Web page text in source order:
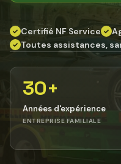
✓ Certifié NF Service ✓
✓ Toutes assistances,
30+
Années d'expérience
ENTREPRISE FAMILIALE